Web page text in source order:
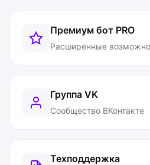
Премиум бот PRO
Расширенные
Группа VK
Сообщество ВКонтакте
Техподдержка